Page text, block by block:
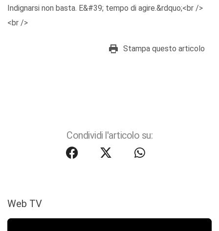
Indignarsi non basta. E&#39; tempo di agire.&rdquo;<br />
<br />
Stampa questo articolo
Condividi l'articolo su:
Web TV